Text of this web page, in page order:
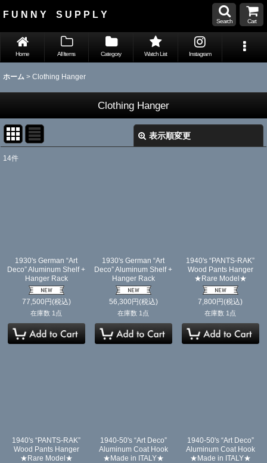
F U N N Y S U P P L Y
Search Cart
Home All Items Category Watch List Instagram
ホーム > Clothing Hanger
Clothing Hanger
表示順変更
14件
1930's German “Art
Deco” Aluminum Shelf +
Hanger Rack
77,500円(税込)
在庫数 1点
1930's German “Art
Deco” Aluminum Shelf +
Hanger Rack
56,300円(税込)
在庫数 1点
1940's “PANTS-RAK”
Wood Pants Hanger
★Rare Model★
7,800円(税込)
在庫数 1点
1940's “PANTS-RAK”
Wood Pants Hanger
★Rare Model★
1940-50's “Art Deco”
Aluminum Coat Hook
★Made in ITALY★
1940-50's “Art Deco”
Aluminum Coat Hook
★Made in ITALY★